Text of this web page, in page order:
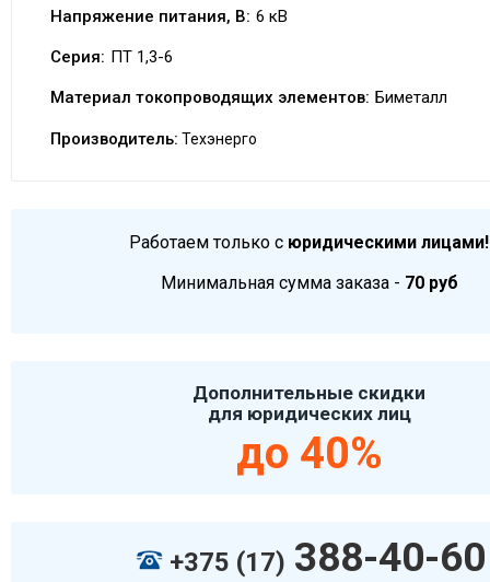
Напряжение питания, В: 6 кВ
Серия: ПТ 1,3-6
Материал токопроводящих элементов: Биметалл
Производитель: Техэнерго
Работаем только с юридическими лицами!
Минимальная сумма заказа - 70 руб
Дополнительные скидки
для юридических лиц
до 40%
+375 (17) 388-40-60